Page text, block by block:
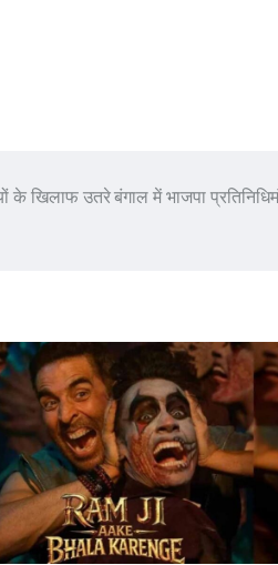
के खिलाफ उतरेबंगाल में भाजपा